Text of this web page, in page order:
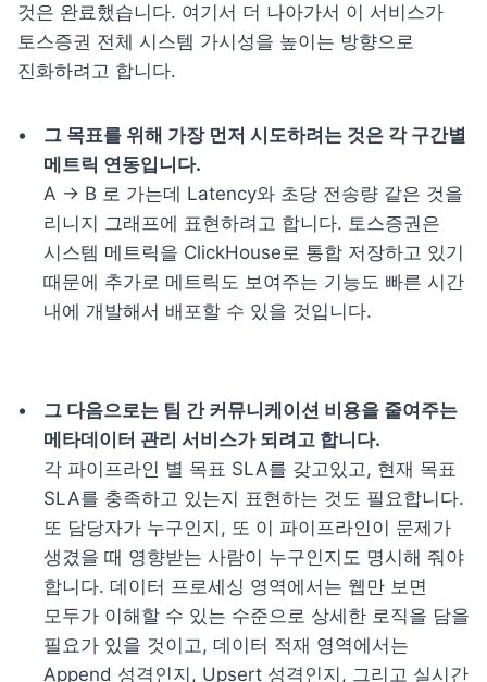
것은 완료했습니다. 여기서 더 나아가서 이 서비스가
토스증권 전체 시스템 가시성을 높이는 방향으로
진화하려고 합니다.
그 목표를 위해 가장 먼저 시도하려는 것은 각 구간별
A → B 로 가는데 Latency와 초당 전송량 같은 것을
리니지 그래프에 표현하려고 합니다. 토스증권은
시스템 메트릭을 ClickHouse로 통합 저장하고 있기
때문에 추가로 메트릭도 보여주는 기능도 빠른 시간
내에 개발해서 배포할 수 있을 것입니다.
그 다음으로는 팀 간 커뮤니케이션 비용을 줄여주는
각 파이프라인 별 목표 SLA를 갖고있고, 현재 목표
SLA를 충족하고 있는지 표현하는 것도 필요합니다.
또 담당자가 누구인지, 또 이 파이프라인이 문제가
생겼을 때 영향받는 사람이 누구인지도 명시해 줘야
합니다. 데이터 프로세싱 영역에서는 웹만 보면
모두가 이해할 수 있는 수준으로 상세한 로직을 담을
필요가 있을 것이고, 데이터 적재 영역에서는
Append 성격인지, Upsert 성격인지, 그리고 실시간